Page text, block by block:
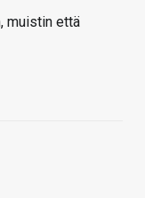
muistin että